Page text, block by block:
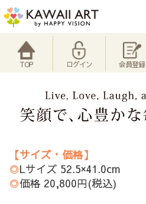
TOP ログイン 会員登録
【サイズ・価格】
◎Lサイズ 52.5×41.0cm
◎価格 20,800円(税込)